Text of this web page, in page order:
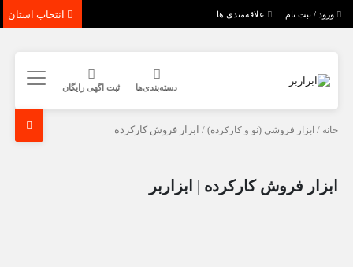
ورود / ثبت نام علاقه‌مندی ها
دسته‌بندی‌ها ثبت اگهی رایگان
خانه / ابزار فروشی (نو و کارکرده) / ابزار فروش کارکرده
ابزار فروش کارکرده | ابزاربر